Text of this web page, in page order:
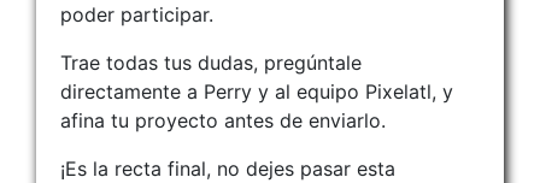
poder participar.
Trae todas tus dudas, pregúntale
directamente a Perry y al equipo Pixelatl, y
afina tu proyecto antes de enviarlo.
¡Es la recta final, no dejes pasar esta